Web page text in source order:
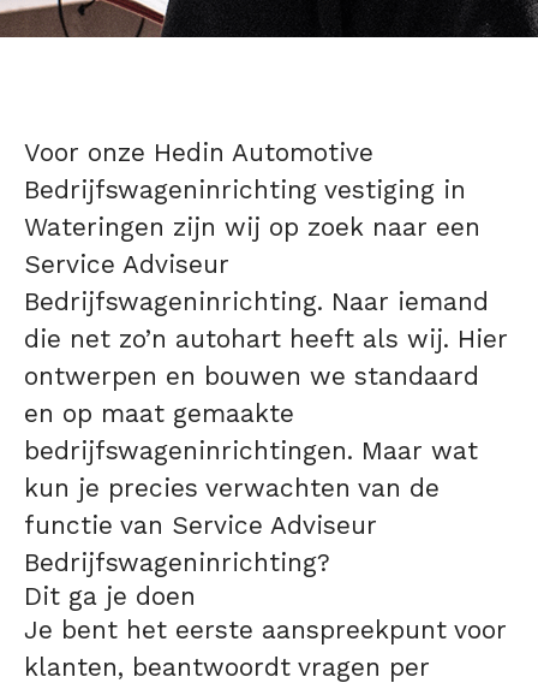
Voor onze Hedin Automotive
Bedrijfswageninrichting vestiging in
Wateringen zijn wij op zoek naar een
Service Adviseur
Bedrijfswageninrichting. Naar iemand
die net zo’n autohart heeft als wij. Hier
ontwerpen en bouwen we standaard
en op maat gemaakte
bedrijfswageninrichtingen. Maar wat
kun je precies verwachten van de
functie van Service Adviseur
Bedrijfswageninrichting?
Dit ga je doen
Je bent het eerste aanspreekpunt voor
klanten, beantwoordt vragen per